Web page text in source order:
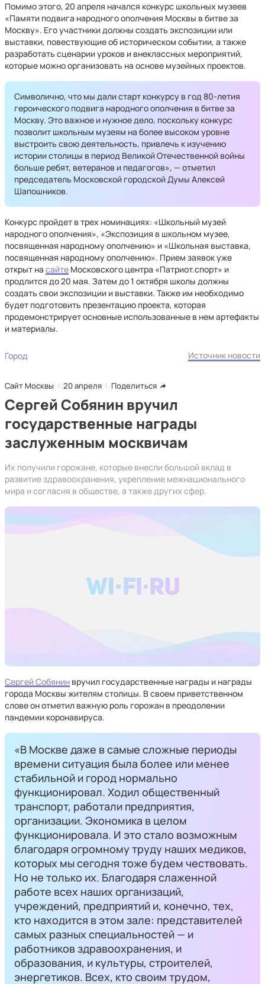
Помимо этого, 20 апреля начался конкурс школьных музеев
«Памяти подвига народного ополчения Москвы в битве за
Москву». Его участники должны создать экспозиции или
выставки, повествующие об историческом событии, а также
разработать сценарии уроков и внеклассных мероприятий,
которые можно организовать на основе музейных проектов.
Символично, что мы дали старт конкурсу в год 80-летия
героического подвига народного ополчения в битве за
Москву. Это важное и нужное дело, поскольку конкурс
позволит школьным музеям на более высоком уровне
выстроить свою деятельность, привлечь к изучению
истории столицы в период Великой Отечественной войны
больше ребят, ветеранов и педагогов», — отметил
председатель Московской городской Думы Алексей
Шапошников.
Конкурс пройдет в трех номинациях: «Школьный музей
народного ополчения», «Экспозиция в школьном музее,
посвященная народному ополчению» и «Школьная выставка,
посвященная народному ополчению». Прием заявок уже
открыт на сайте Московского центра «Патриот.спорт» и
продлится до 20 мая. Затем до 1 октября школы должны
создать свои экспозиции и выставки. Также им необходимо
будет подготовить презентацию проекта, которая
продемонстрирует основные использованные в нем артефакты
и материалы.
Город Источник новости
Сайт Москвы 20 апреля Поделиться
Сергей Собянин вручил
государственные награды
заслуженным москвичам
Их получили горожане, которые внесли большой вклад в
развитие здравоохранения, укрепление межнационального
мира и согласия в обществе, а также других сфер.
Сергей Собянин вручил государственные награды и награды
города Москвы жителям столицы. В своем приветственном
слове он отметил важную роль горожан в преодолении
пандемии коронавируса.
«В Москве даже в самые сложные периоды
времени ситуация была более или менее
стабильной и город нормально
функционировал. Ходил общественный
транспорт, работали предприятия,
организации. Экономика в целом
функционировала. И это стало возможным
благодаря огромному труду наших медиков,
которых мы сегодня тоже будем чествовать.
Но не только их. Благодаря слаженной
работе всех наших организаций,
учреждений, предприятий и, конечно, тех,
кто находится в этом зале: представителей
самых разных специальностей — и
работников здравоохранения, и
образования, и культуры, строителей,
энергетиков. Всех, кто своим трудом,